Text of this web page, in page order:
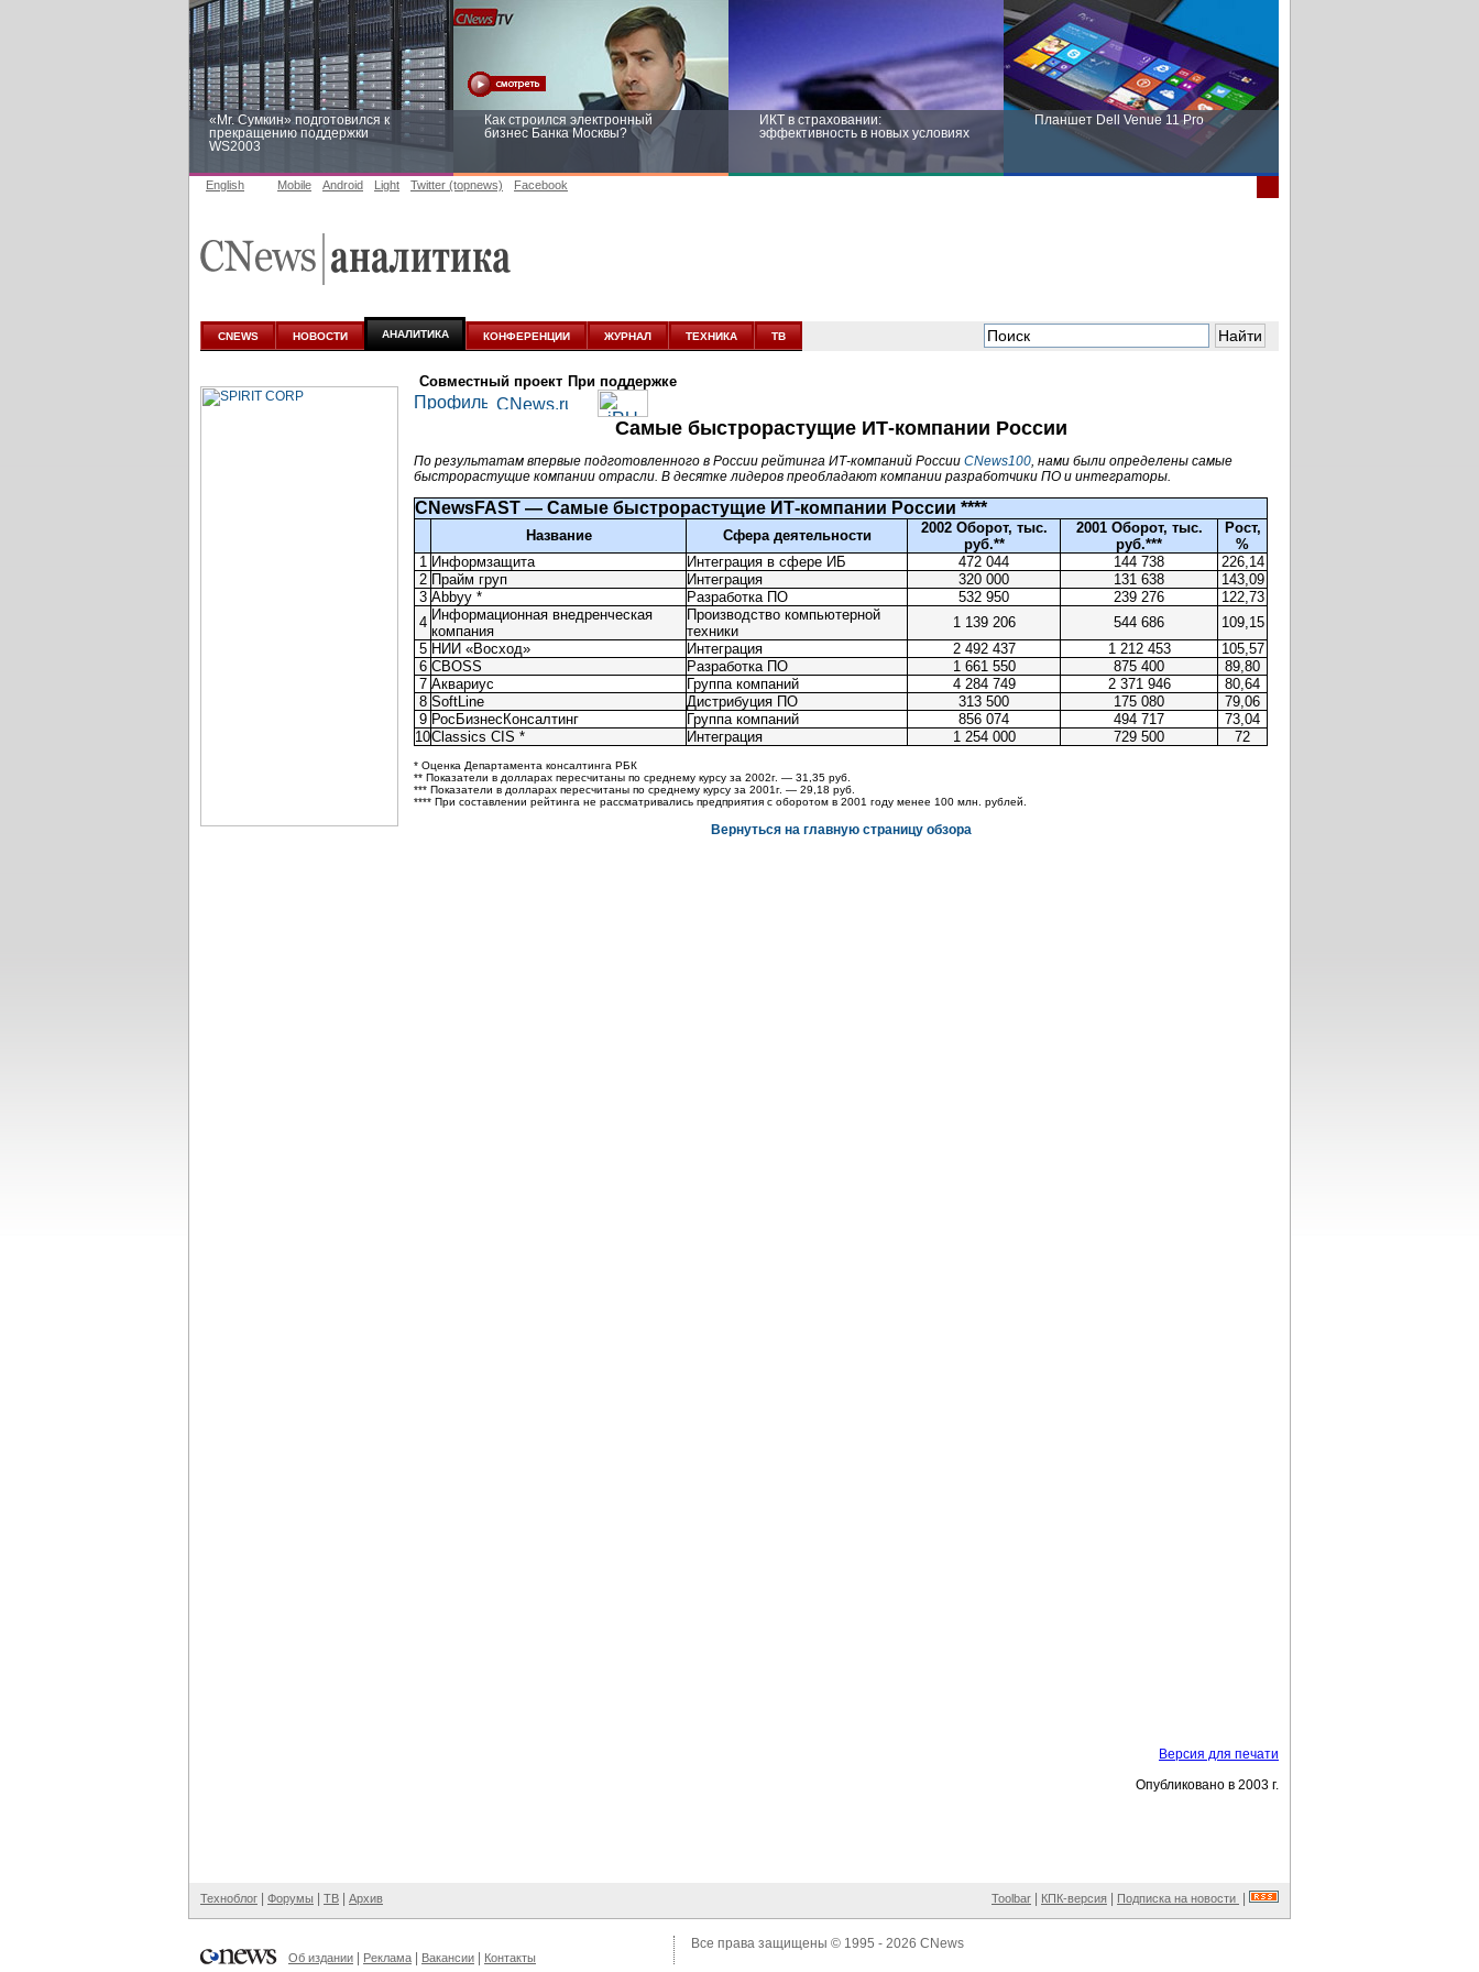
«Mr. Сумкин» подготовился к
прекращению поддержки
WS2003
Как строился электронный
бизнес Банка Москвы?
ИКТ в страховании:
эффективность в новых условиях
Планшет Dell Venue 11 Pro
аналитике
новых условиях
English Mobile Android Light Twitter (topnews) Facebook
CNEWS НОВОСТИ АНАЛИТИКА КОНФЕРЕНЦИИ ЖУРНАЛ ТЕХНИКА ТВ
Совместный проект При поддержке
Самые быстрорастущие ИТ-компании России
По результатам впервые подготовленного в России рейтинга ИТ-компаний России CNews100, нами были определены самые
быстрорастущие компании отрасли. В десятке лидеров преобладают компании разработчики ПО и интеграторы.
CNewsFAST — Самые быстрорастущие ИТ-компании России ****
Название Сфера деятельности
2002 Оборот, тыс.
руб.**
2001 Оборот, тыс.
руб.***
Рост,
%
1 Информзащита Интеграция в сфере ИБ 472 044 144 738
226,14
2 Прайм груп Интеграция 320 000 131 638
143,09
3 Abbyy * Разработка ПО 532 950 239 276
122,73
4 Информационная внедренческая
компания
Производство компьютерной
техники
1 139 206 544 686
109,15
5 НИИ «Восход» Интеграция 2 492 437 1 212 453
105,57
6 CBOSS Разработка ПО 1 661 550 875 400
89,80
7 Аквариус Группа компаний 4 284 749 2 371 946
80,64
8 SoftLine Дистрибуция ПО 313 500 175 080
79,06
9 РосБизнесКонсалтинг Группа компаний 856 074 494 717
73,04
10Classics CIS * Интеграция 1 254 000 729 500 72
* Оценка Департамента консалтинга РБК
** Показатели в долларах пересчитаны по среднему курсу за 2002г. — 31,35 руб.
*** Показатели в долларах пересчитаны по среднему курсу за 2001г. — 29,18 руб.
**** При составлении рейтинга не рассматривались предприятия с оборотом в 2001 году менее 100 млн. рублей.
Вернуться на главную страницу обзора
Версия для печати
Опубликовано в 2003 г.
Техноблог Форумы ТВ Архив Toolbar КПК-версия Подписка на новости
Об издании Реклама Вакансии Контакты
Все права защищены © 1995 - 2026 CNews